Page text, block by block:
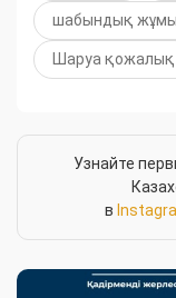
шабындық
Шаруа қожалық
Узнайте
в